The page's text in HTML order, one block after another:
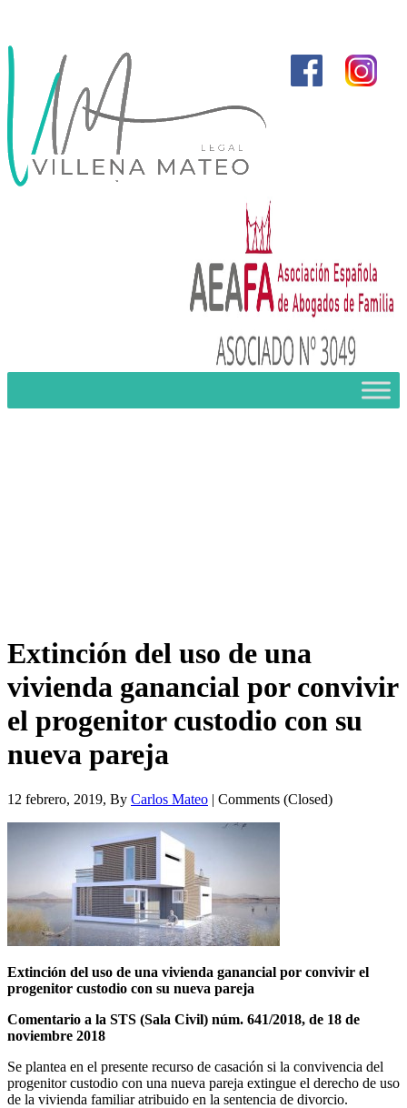
Extinción del uso de una
vivienda ganancial por convivir
el progenitor custodio con su
nueva pareja
12 febrero, 2019, By Carlos Mateo | Comments (Closed)
Extinción del uso de una vivienda ganancial por convivir el
progenitor custodio con su nueva pareja
Comentario a la STS (Sala Civil) núm. 641/2018, de 18 de
noviembre 2018
Se plantea en el presente recurso de casación si la convivencia del
progenitor custodio con una nueva pareja extingue el derecho de uso
de la vivienda familiar atribuido en la sentencia de divorcio.